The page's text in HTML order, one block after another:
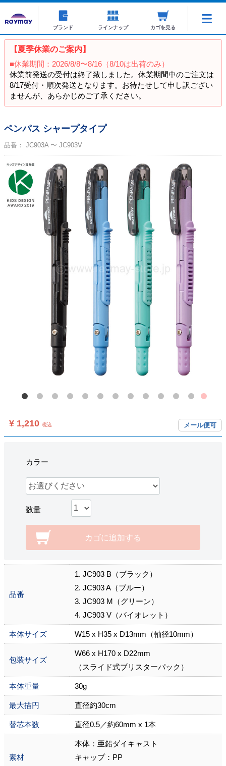
ブランド ラインナップ カゴを見る
【夏季休業のご案内】
■休業期間：2026/8/8〜8/16（8/10は出荷のみ）
休業前発送の受付は終了致しました。休業期間中のご注文は
8/17受付・順次発送となります。お待たせして申し訳ござい
ませんが、あらかじめご了承ください。
ペンパス シャープタイプ
品番： JC903A 〜 JC903V
¥ 1,210 税込 メール便可
カラー
数量
カゴに追加する
品番
1. JC903 B（ブラック）
2. JC903 A（ブルー）
3. JC903 M（グリーン）
4. JC903 V（バイオレット）
本体サイズ W15 x H35 x D13mm（軸径10mm）
包装サイズ
W66 x H170 x D22mm
（スライド式ブリスターパック）
本体重量 30g
最大描円 直径約30cm
替芯本数 直径0.5／約60mm x 1本
素材
本体：亜鉛ダイキャスト
キャップ：PP